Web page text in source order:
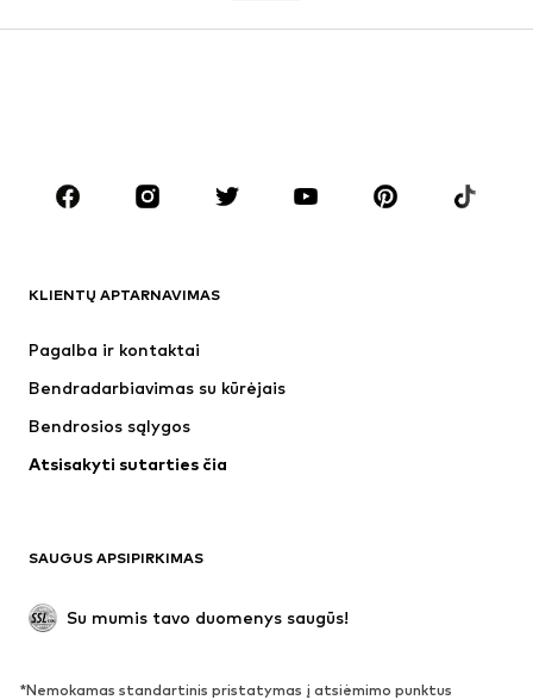
Aksesuarai
Premium
Naujienos
Apatiniai
Paltai
Proginiai
Išskirtiniai
BATAI
KLIENTŲ APTARNAVIMAS
Pagalba ir kontaktai
Bendradarbiavimas su kūrėjais
Bendrosios sąlygos
Atsisakyti sutarties čia
SAUGUS APSIPIRKIMAS
Su mumis tavo duomenys saugūs!
*Nemokamas standartinis pristatymas į atsiėmimo punktus